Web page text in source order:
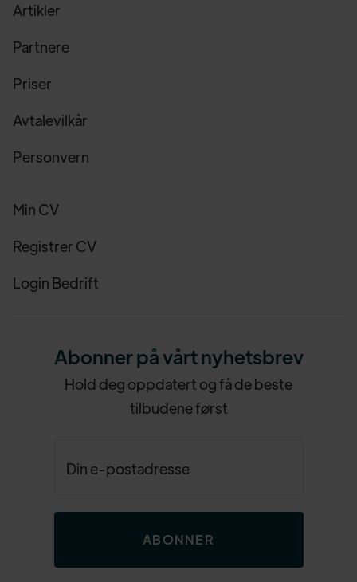
Artikler
Partnere
Priser
Avtalevilkår
Personvern
Min CV
Registrer CV
Login Bedrift
Abonner på vårt nyhetsbrev
Hold deg oppdatert og få de beste
tilbudene først